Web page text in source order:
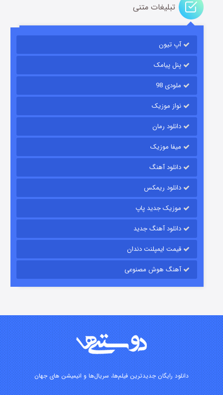
قسمت
قسمت۷ (زیرنویس) منتشر شد
تبلیغات متنی
آپ تیون
پنل پیامک
ملودی 98
نواز موزیک
دانلود رمان
میفا موزیک
دانلود آهنگ
دانلود ریمکس
موزیک جدید پاپ
دانلود آهنگ جدید
قیمت ایمپلنت دندان
آهنگ هوش مصنوعی
دانلود رایگان جدیدترین فیلم‌ها، سریال‌ها و انیمیشن های جهان